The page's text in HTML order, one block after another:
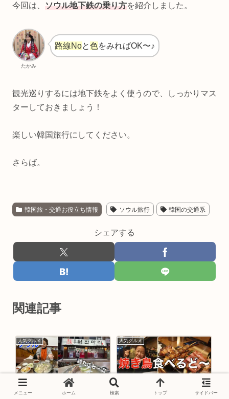
今回は、 ソウル地下鉄の乗り方を紹介しました。
たかみ
路線Noと色をみればOK〜♪
観光巡りするには地下鉄をよく使うので、しっかりマス
ターしておきましょう！
楽しい韓国旅行にしてください。
さらば。
韓国旅・交通お役立ち情報 ソウル旅行 韓国の交通系
シェアする
関連記事
人気グルメ 人気グルメ
メニュー ホーム 検索 トップ サイドバー